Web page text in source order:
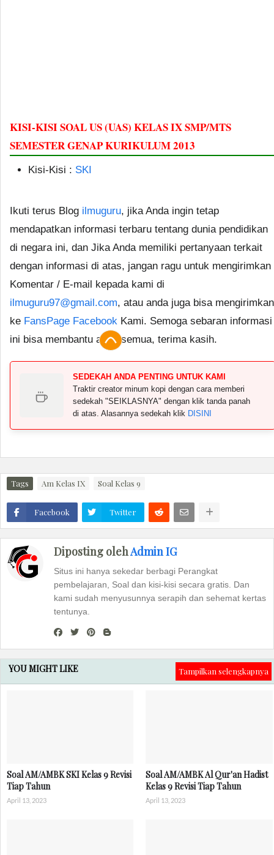
KISI-KISI SOAL US (UAS) KELAS IX SMP/MTS
SEMESTER GENAP KURIKULUM 2013
Kisi-Kisi : SKI
Ikuti terus Blog ilmuguru, jika Anda ingin tetap
mendapatkan informasi terbaru tentang dunia pendidikan
di negara ini, dan Jika Anda memiliki pertanyaan terkait
dengan informasi di atas, jangan ragu untuk mengirimkan
Komentar / E-mail kepada kami di
ilmuguru97@gmail.com, atau anda juga bisa mengirimkan
ke FansPage Facebook Kami. Semoga sebaran informasi
ini bisa membantu anda semua, terima kasih.
SEDEKAH ANDA PENTING UNTUK KAMI
Traktir creator minum kopi dengan cara memberi
sedekah "SEIKLASNYA" dengan klik tanda panah
di atas. Alasannya sedekah klik DISINI
Tags Am Kelas IX Soal Kelas 9
Facebook Twitter
Diposting olehAdmin IG
Situs ini hanya sekedar berbagi Perangkat
pembelajaran, Soal dan kisi-kisi secara gratis. Dan
kami sudah menyusunnya serapih dan sehemat kertas
tentunya.
YOU MIGHT LIKE Tampilkan selengkapnya
Soal AM/AMBK SKI Kelas 9 Revisi
Tiap Tahun
April 13, 2023
Soal AM/AMBK Al Qur'an Hadist
Kelas 9 Revisi Tiap Tahun
April 13, 2023